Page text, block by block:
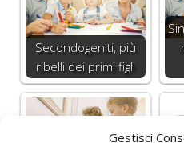
Gestisci
Secondogeniti, più
ribelli dei primi figli